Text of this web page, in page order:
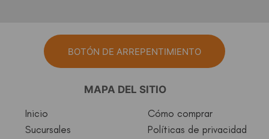
BOTÓN DE ARREPENTIMIENTO
MAPA DEL SITIO
Inicio
Sucursales
Cómo comprar
Políticas de privacidad